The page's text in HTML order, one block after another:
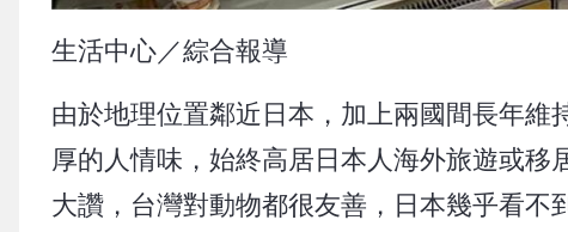
生活中心／綜合報導
由於地理位置鄰近日本，加上兩國間長年
厚的人情味，始終高居日本人海外旅遊或
大讚，台灣對動物都很友善，日本幾乎看